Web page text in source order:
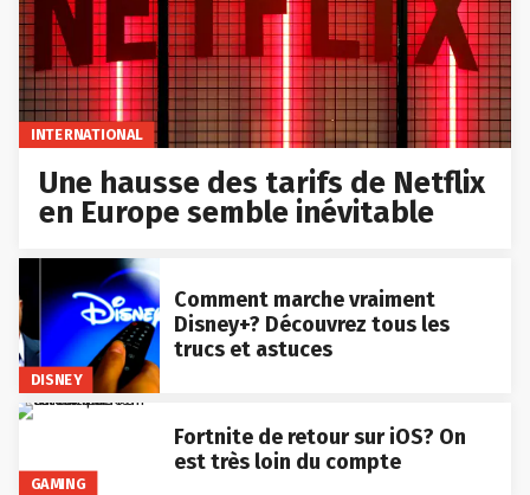
INTERNATIONAL
Une hausse des tarifs de Netflix
en Europe semble inévitable
DISNEY
Comment marche vraiment
Disney+? Découvrez tous les
trucs et astuces
GAMING
Fortnite de retour sur iOS? On
est très loin du compte